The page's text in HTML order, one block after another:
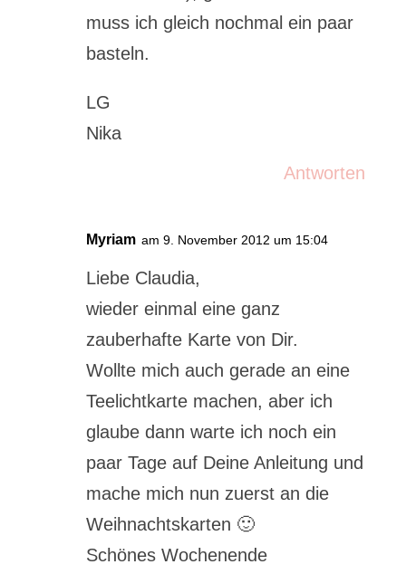
muss ich gleich nochmal ein paar
basteln.
LG
Nika
Antworten
Myriam am 9. November 2012 um 15:04
Liebe Claudia,
wieder einmal eine ganz
zauberhafte Karte von Dir.
Wollte mich auch gerade an eine
Teelichtkarte machen, aber ich
glaube dann warte ich noch ein
paar Tage auf Deine Anleitung und
mache mich nun zuerst an die
Weihnachtskarten 🙂
Schönes Wochenende